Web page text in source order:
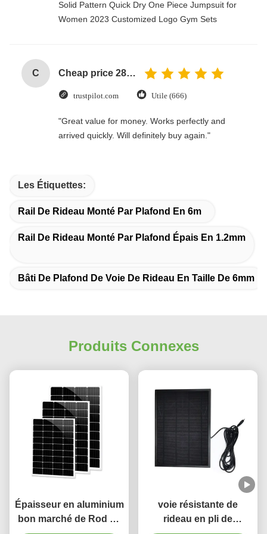
Solid Pattern Quick Dry One Piece Jumpsuit for
Women 2023 Customized Logo Gym Sets
C Cheap price 28mm Aluminium Curtain Rod 1.2mm thickness with plastic final
trustpilot.com Utile (666)
"Great value for money. Works perfectly and
arrived quickly. Will definitely buy again."
Les Étiquettes:
Rail De Rideau Monté Par Plafond En 6m
Rail De Rideau Monté Par Plafond Épais En 1.2mm
Bâti De Plafond De Voie De Rideau En Taille De 6mm
Produits Connexes
Épaisseur en aluminium
bon marché de Rod de
voie résistante de
rideau en pli de